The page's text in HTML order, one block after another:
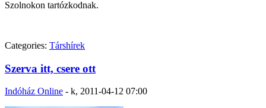
Szolnokon tartózkodnak.
Categories: Társhírek
Szerva itt, csere ott
Indóház Online - k, 2011-04-12 07:00